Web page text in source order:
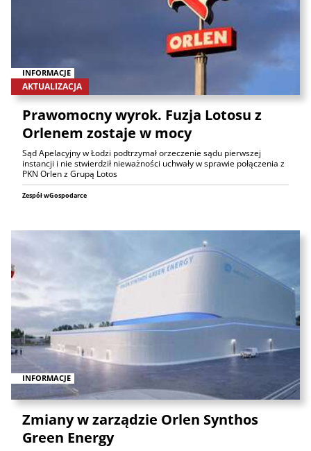
INFORMACJE
AKTUALIZACJA
Prawomocny wyrok. Fuzja Lotosu z
Orlenem zostaje w mocy
Sąd Apelacyjny w Łodzi podtrzymał orzeczenie sądu pierwszej
instancji i nie stwierdził nieważności uchwały w sprawie połączenia z
PKN Orlen z Grupą Lotos
Zespół wGospodarce
INFORMACJE
Zmiany w zarządzie Orlen Synthos
Green Energy